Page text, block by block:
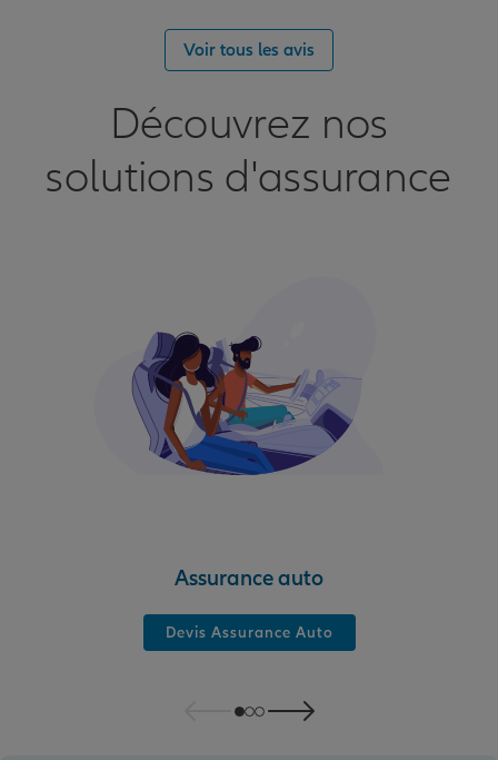
Voir tous les avis
Découvrez nos
solutions d'assurance
Assurance auto
Devis Assurance Auto